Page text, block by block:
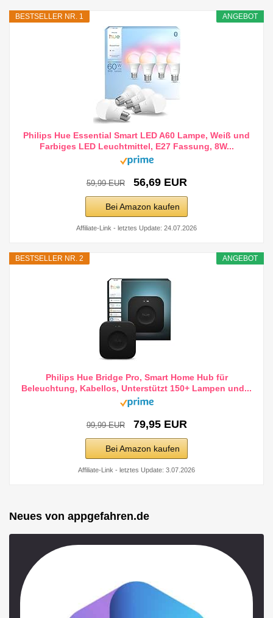
ANGEBOT
BESTSELLER NR. 1
Philips Hue Essential Smart LED A60 Lampe, Weiß und
Farbiges LED Leuchtmittel, E27 Fassung, 8W...
59,99 EUR 56,69 EUR
Bei Amazon kaufen
Affiliate-Link - letztes Update: 24.07.2026
ANGEBOT
BESTSELLER NR. 2
Philips Hue Bridge Pro, Smart Home Hub für
Beleuchtung, Kabellos, Unterstützt 150+ Lampen und...
99,99 EUR 79,95 EUR
Bei Amazon kaufen
Affiliate-Link - letztes Update: 3.07.2026
Neues von appgefahren.de